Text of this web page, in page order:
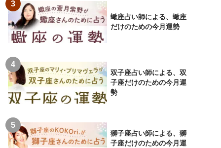
蠍座占い師による、蠍座
だけのための今月運勢
双子座占い師による、双
子座だけのための今月運
勢
獅子座占い師による、獅
子座だけのための今月運